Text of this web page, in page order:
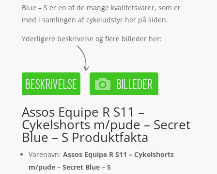
Blue – S er en af de mange kvalitetsvarer, som er
med i samlingen af cykeludstyr her på siden.
Yderligere beskrivelse og flere billeder her:
Assos Equipe R S11 –
Cykelshorts m/pude – Secret
Blue – S Produktfakta
Varenavn: Assos Equipe R S11 – Cykelshorts
m/pude – Secret Blue – S